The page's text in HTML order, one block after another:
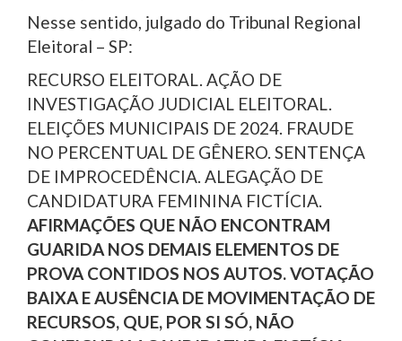
Nesse sentido, julgado do Tribunal Regional
Eleitoral – SP:
RECURSO ELEITORAL. AÇÃO DE
INVESTIGAÇÃO JUDICIAL ELEITORAL.
ELEIÇÕES MUNICIPAIS DE 2024. FRAUDE
NO PERCENTUAL DE GÊNERO. SENTENÇA
DE IMPROCEDÊNCIA. ALEGAÇÃO DE
CANDIDATURA FEMININA FICTÍCIA.
AFIRMAÇÕES QUE NÃO ENCONTRAM
GUARIDA NOS DEMAIS ELEMENTOS DE
PROVA CONTIDOS NOS AUTOS. VOTAÇÃO
BAIXA E AUSÊNCIA DE MOVIMENTAÇÃO DE
RECURSOS, QUE, POR SI SÓ, NÃO